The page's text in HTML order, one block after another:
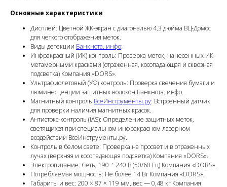
Основные характеристики
Дисплей: Цветной ЖК-экран с диагональю 4,3 дюйма ВЦ-Домос
для четкого отображения меток.
Виды детекции Банкнота. инфо:
Инфракрасный (ИК) контроль: Проверка меток, нанесенных ИК-
метамерными красками (отраженная, косопадающая и сквозная
подсветка) Компания «DORS».
Ультрафиолетовый (УФ) контроль: Проверка свечения бумаги и
люминесценции защитных волокон Банкнота. инфо.
Магнитный контроль ВсеИнструменты.ру: Встроенный датчик
для проверки наличия магнитных красок.
Антистокс-контроль (iAS): Определение защитных меток,
светящихся при специальном инфракрасном лазерном
воздействии ВсеИнструменты.ру.
Контроль в белом свете: Проверка на просвет и в отраженных
лучах (верхняя и косопадающая подсветка) Компания «DORS».
Электропитание: Сеть, 190 ÷ 240 В (50/60 Гц) Компания «DORS».
Потребляемая мощность: Не более 14 Вт Компания «DORS».
Габариты и вес: 200 × 87 × 119 мм, вес — 0,48 кг Компания